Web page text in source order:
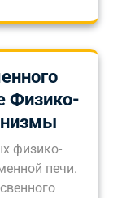
Физико-
физико-
печи.